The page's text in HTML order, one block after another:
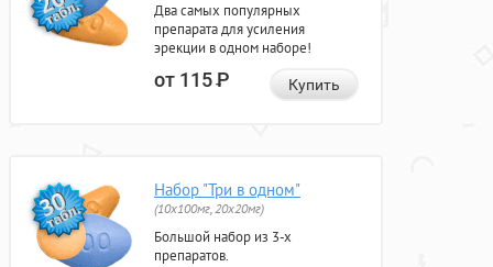
Два самых популярных
препарата для усиления
эрекции в одном наборе!
от 115Р Купить
Набор "Три в одном"
(10x100мг, 20x20мг)
Большой набор из 3-х
препаратов.